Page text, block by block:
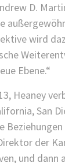
D.
wird
Ebene.“
Heaney
San
der
und dann